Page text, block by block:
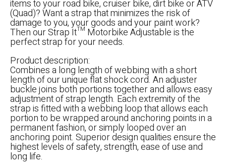
items to your road bike, cruiser bike, dirt bike or ATV
(Quad)? Want a strap that minimizes the risk of
damage to you, your goods and your paint work?
Then our Strap It™ Motorbike Adjustable is the
perfect strap for your needs.
Product description:
Combines a long length of webbing with a short
length of our unique flat shock cord. An adjuster
buckle joins both portions together and allows easy
adjustment of strap length. Each extremity of the
strap is fitted with a webbing loop that allows each
portion to be wrapped around anchoring points in a
permanent fashion, or simply looped over an
anchoring point. Superior design qualities ensure the
highest levels of safety, strength, ease of use and
long life.